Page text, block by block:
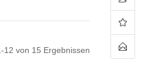
-12 von 15 Ergebnissen